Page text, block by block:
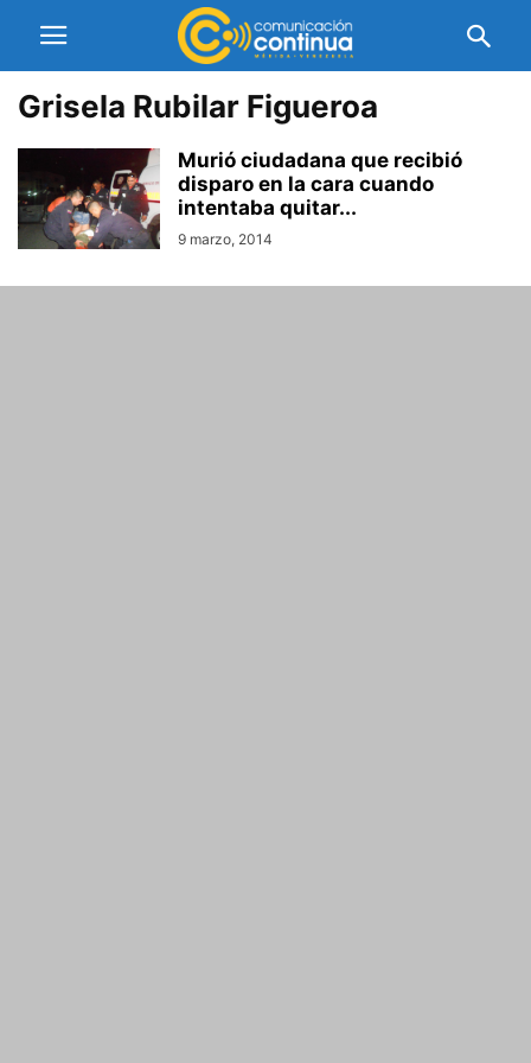
Grisela Rubilar Figueroa
Murió ciudadana que recibió
disparo en la cara cuando
intentaba quitar...
9 marzo, 2014